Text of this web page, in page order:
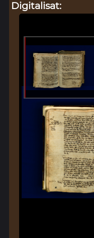
Digitalisat: